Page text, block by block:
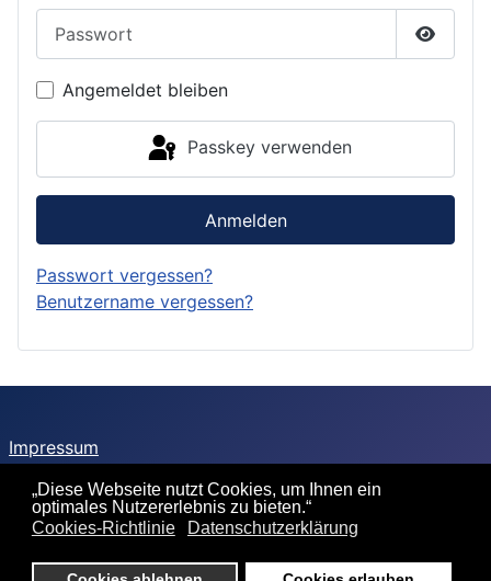
„Diese Webseite nutzt Cookies, um Ihnen ein
optimales Nutzererlebnis zu bieten.“
Cookies-Richtlinie
Datenschutzerklärung
Angemeldet bleiben
Passkey verwenden
Anmelden
Passwort vergessen?
Benutzername vergessen?
Impressum
Sitemap
Datenschutzerklärung